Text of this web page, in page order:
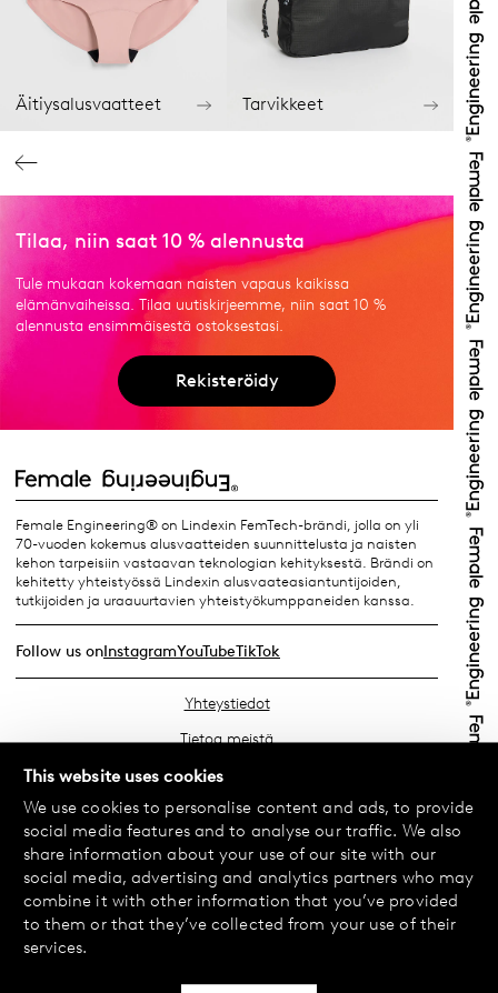
This website uses cookies
We use cookies to personalise content and ads, to provide
social media features and to analyse our traffic. We also
share information about your use of our site with our
social media, advertising and analytics partners who may
combine it with other information that you’ve provided
to them or that they’ve collected from your use of their
services.
Äitiysalusvaatteet Tarvikkeet
Tilaa, niin saat 10 % alennusta
Tule mukaan kokemaan naisten vapaus kaikissa
elämänvaiheissa. Tilaa uutiskirjeemme, niin saat 10 %
alennusta ensimmäisestä ostoksestasi.
Rekisteröidy
Female Engineering® on Lindexin FemTech-brändi, jolla on yli
70-vuoden kokemus alusvaatteiden suunnittelusta ja naisten
kehon tarpeisiin vastaavan teknologian kehityksestä. Brändi on
kehitetty yhteistyössä Lindexin alusvaateasiantuntijoiden,
tutkijoiden ja uraauurtavien yhteistyökumppaneiden kanssa.
Follow us onInstagramYouTubeTikTok
Yhteystiedot
Tietoa meistä
Etsi lähin myymäläsi
Usein kysyttyä
Käyttöehdot
Tietosuojakäytäntö
Vaihdot ja palautukset
Evästekäytäntö